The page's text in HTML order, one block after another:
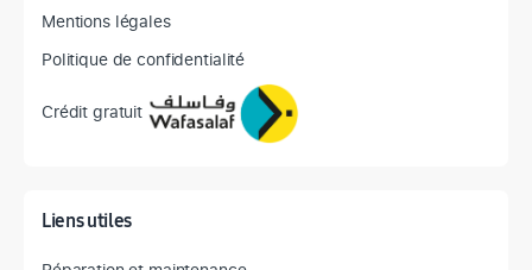
Mentions légales
Politique de confidentialité
Crédit gratuit
Liens utiles